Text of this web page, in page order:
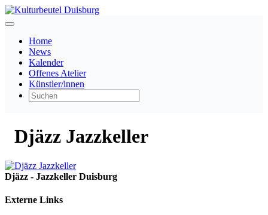
Home
News
Kalender
Offenes Atelier
Künstler/innen
Djäzz Jazzkeller
Djäzz - Jazzkeller Duisburg
Externe Links